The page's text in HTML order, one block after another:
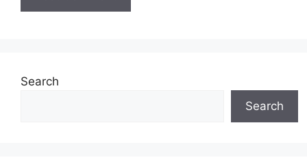
Search
Search